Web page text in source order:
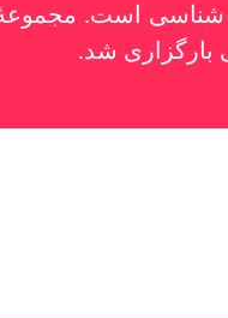
شناسی است.
شد.